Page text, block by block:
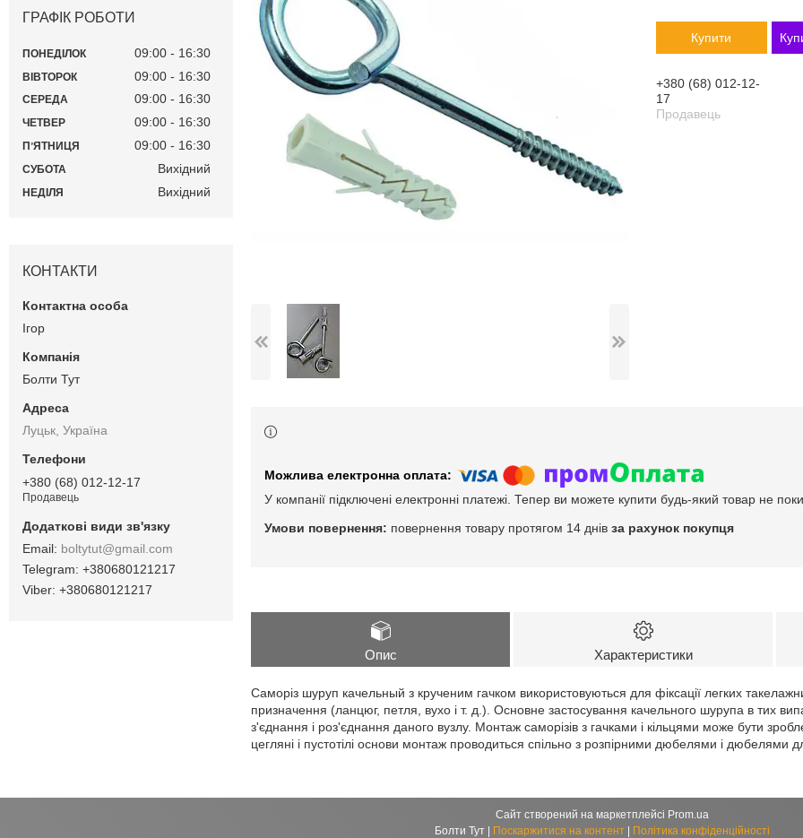
Купити
+380 (68) 012-12-
17
Продавець
У компанії підключені електронні платежі. Тепер ви можете купити будь-який товар не
повернення товару протягом 14 днів за рахунок покупця
Опис Характеристики
Саморіз шуруп качельный з крученим гачком використовуються для фіксації легких
призначення (ланцюг, петля, вухо і т. д.). Основне застосування качельного шурупа в тих
з'єднання і роз'єднання даного вузлу. Монтаж саморізів з гачками і кільцями може бути
цегляні і пустотілі основи монтаж проводиться спільно з розпірними дюбелями і дюбелями
ГРАФІК РОБОТИ
ПОНЕДІЛОК 09:00 16:30
ВІВТОРОК 09:00 16:30
СЕРЕДА 09:00 16:30
ЧЕТВЕР 09:00 16:30
ПʼЯТНИЦЯ 09:00 16:30
СУБОТА Вихідний
НЕДІЛЯ Вихідний
КОНТАКТИ
Ігор
Болти Тут
Луцьк, Україна
+380 (68) 012-12-17
Продавець
boltytut@gmail.com
+380680121217
+380680121217
Сайт створений на маркетплейсі Prom.ua
Поскаржитися на контент Політика конфіденційності